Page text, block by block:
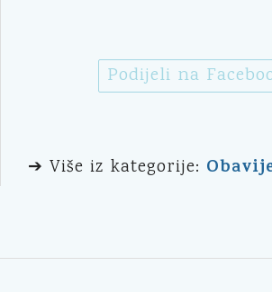
Podijeli na
➔ Više iz kategorije: